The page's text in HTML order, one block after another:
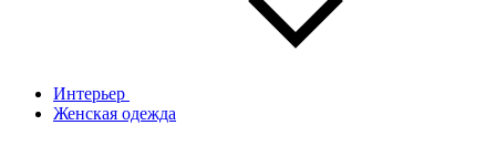
Интерьер
Женская одежда